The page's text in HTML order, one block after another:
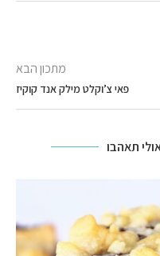
מתכון הבא
פאי צ’וקלט מילק אנד קוקיז
תאהבו